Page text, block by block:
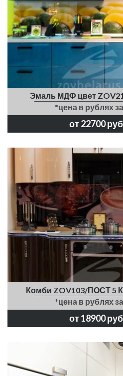
Эмаль МДФ цвет
*цена в рублях
от 22700
Комби ZOV103/ПОСТ 5
*цена в рублях
от 18900